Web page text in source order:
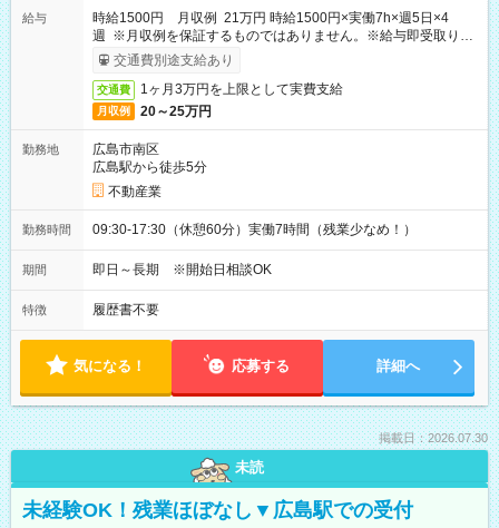
給与
時給1500円 月収例 21万円 時給1500円×実働7h×週5日×4
週 ※月収例を保証するものではありません。※給与即受取りサ
ービス利用可（利用条件有）
交通費別途支給あり
交通費 1ヶ月3万円を上限として実費支給
月収例 20～25万円
勤務地
広島市南区
広島駅から徒歩5分
不動産業
勤務時間 09:30-17:30（休憩60分）実働7時間（残業少なめ！）
期間 即日～長期 ※開始日相談OK
特徴 履歴書不要
気になる！ 応募する 詳細へ
掲載日：2026.07.30
未読
未経験OK！残業ほぼなし▼広島駅での受付